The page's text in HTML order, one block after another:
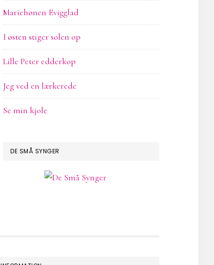
Mariehønen Evigglad
I østen stiger solen op
Lille Peter edderkop
Jeg ved en lærkerede
Se min kjole
DE SMÅ SYNGER